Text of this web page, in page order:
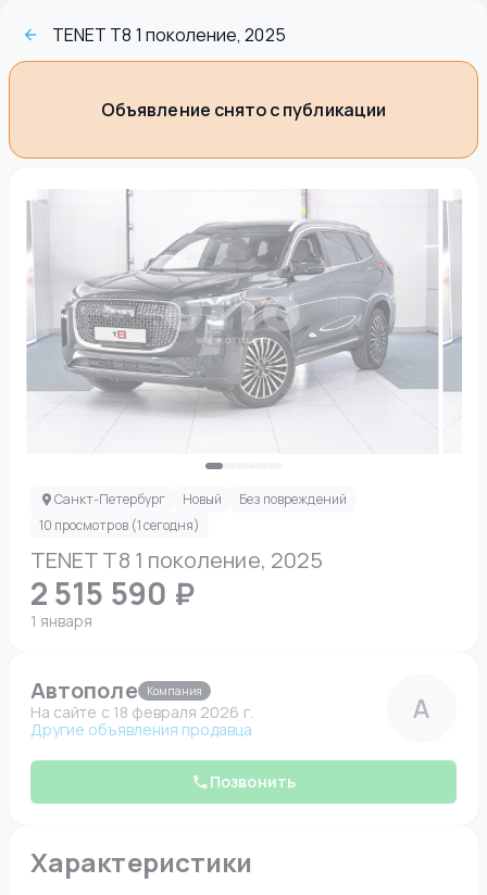
TENET T8 1 поколение, 2025
Объявление снято с публикации
TENET T8 1 поколение, 2025
2 515 590 ₽
1 января
Санкт-Петербург Новый
Без повреждений
10 просмотров (1 сегодня)
Автополе Компания
На сайте c 18 февраля 2026 г.
Другие объявления продавца
А
Позвонить
Характеристики